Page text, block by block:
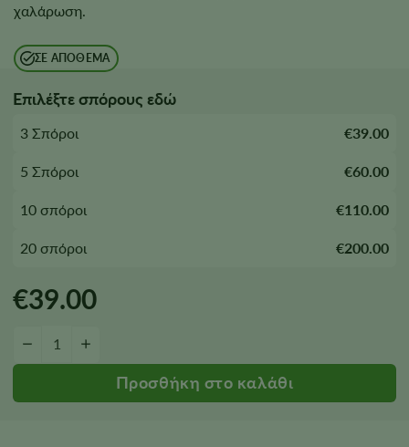
χαλάρωση.
ΣΕ ΑΠΌΘΕΜΑ
Επιλέξτε σπόρους εδώ
3 Σπόροι €39.00
5 Σπόροι €60.00
10 σπόροι €110.00
20 σπόροι €200.00
€39.00
−